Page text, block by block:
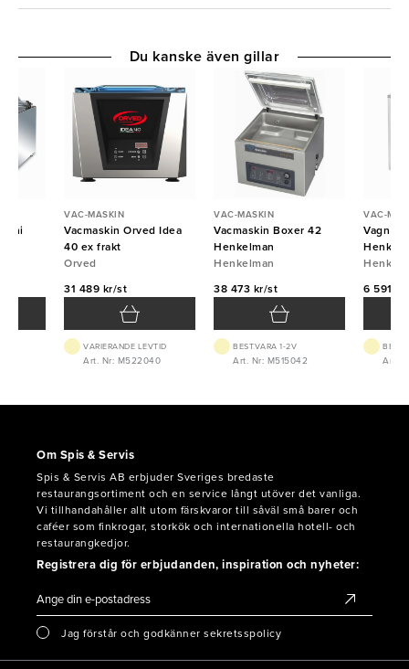
VAC-MASKIN
Vacmaskin Orved Idea
40 ex frakt
Orved
31 489 kr/st
VARIERANDE LEVTID
Art. Nr: M522040
VAC-MASKIN
Vacmaskin Boxer 42
Henkelman
Henkelman
38 473 kr/st
BEST.VARA 1-2V
Art. Nr: M515042
VAC-
Vagn till
6 591
Art.
Du kanske även gillar
Om Spis & Servis
Spis & Servis AB erbjuder Sveriges bredaste
restaurangsortiment och en service långt utöver det vanliga.
Vi tillhandahåller allt utom färskvaror till såväl små barer och
caféer som finkrogar, storkök och internationella hotell- och
restaurangkedjor.
Registrera dig för erbjudanden, inspiration och nyheter:
Jag förstår och godkänner sekretsspolicy